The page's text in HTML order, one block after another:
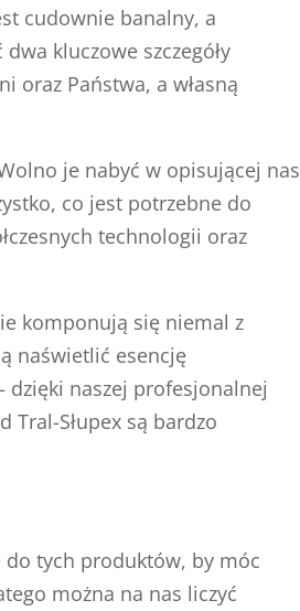
cudownie banalny, a
kluczowe szczegóły
oraz Państwa, a własną
je nabyć w opisującej nas
co jest potrzebne do
technologii oraz
komponują się niemal z
naświetlić esencję
dzięki naszej profesjonalnej
Słupex są bardzo
do tych produktów, by móc
można na nas liczyć